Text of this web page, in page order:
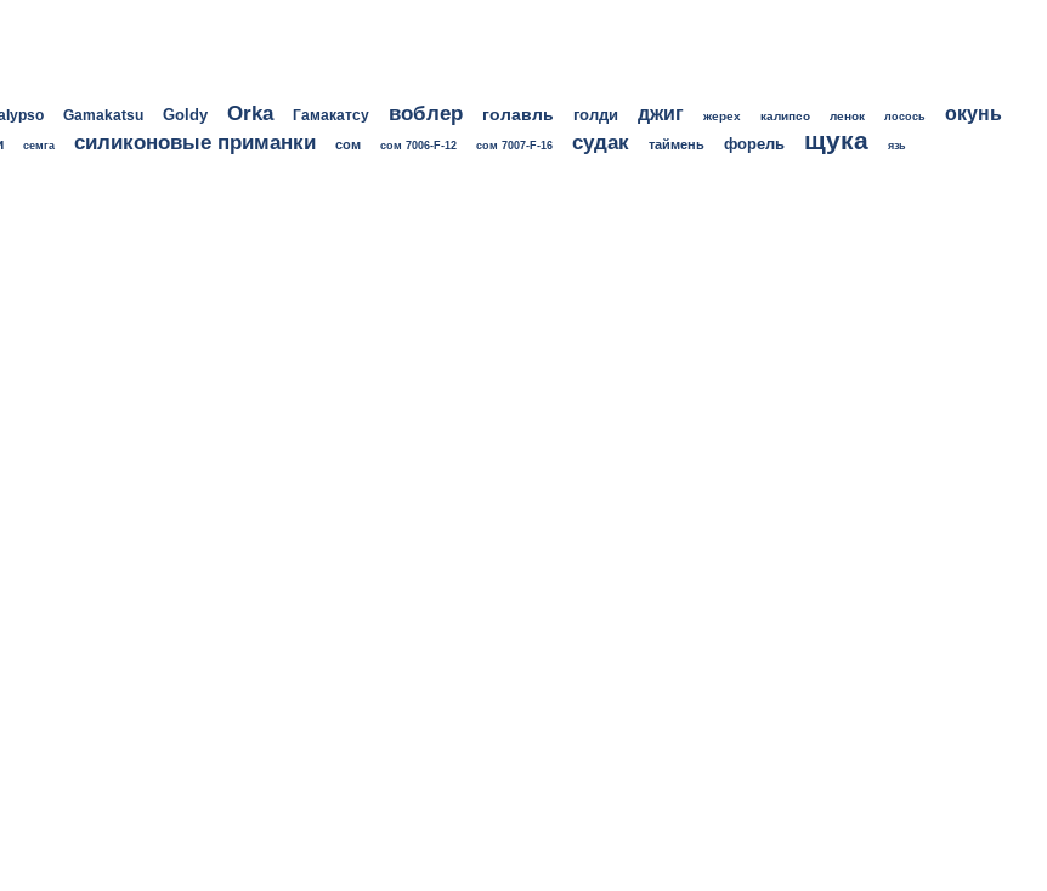
Gamakatsu Goldy Orka Гамакатсу воблер голавль голди джиг жерех калипсо ленок лосось окунь
семга силиконовые приманки сом сом 7006-F-12 сом 7007-F-16 судак таймень форель щука язь